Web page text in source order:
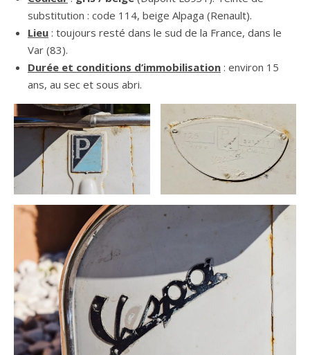
substitution : code 114, beige Alpaga (Renault).
Lieu : toujours resté dans le sud de la France, dans le
Var (83).
Durée et conditions d’immobilisation : environ 15
ans, au sec et sous abri.